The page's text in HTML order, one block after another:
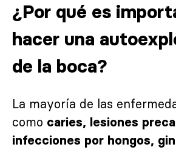
¿Por qué es
hacer una
de la boca?
La mayoría de las
como caries, lesiones
infecciones por hongos,